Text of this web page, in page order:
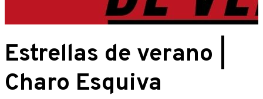
Estrellas de verano |
Charo Esquiva